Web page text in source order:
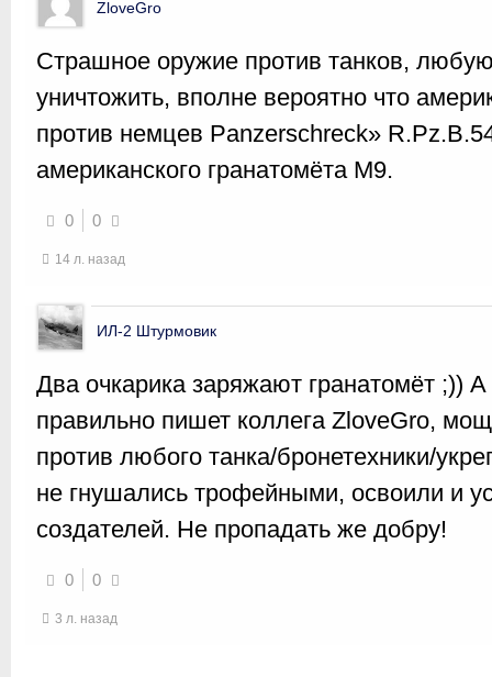
ZloveGro
Страшное оружие против танков,
уничтожить, вполне вероятно что
против немцев Panzerschreck»
американского гранатомёта М9.
0 0
14 л. назад
ИЛ-2 Штурмовик
Два очкарика заряжают гранатомёт ;))
правильно пишет коллега ZloveGro,
против любого танка/бронетехники/
не гнушались трофейными, освоили и
создателей. Не пропадать же добру!
0 0
3 л. назад